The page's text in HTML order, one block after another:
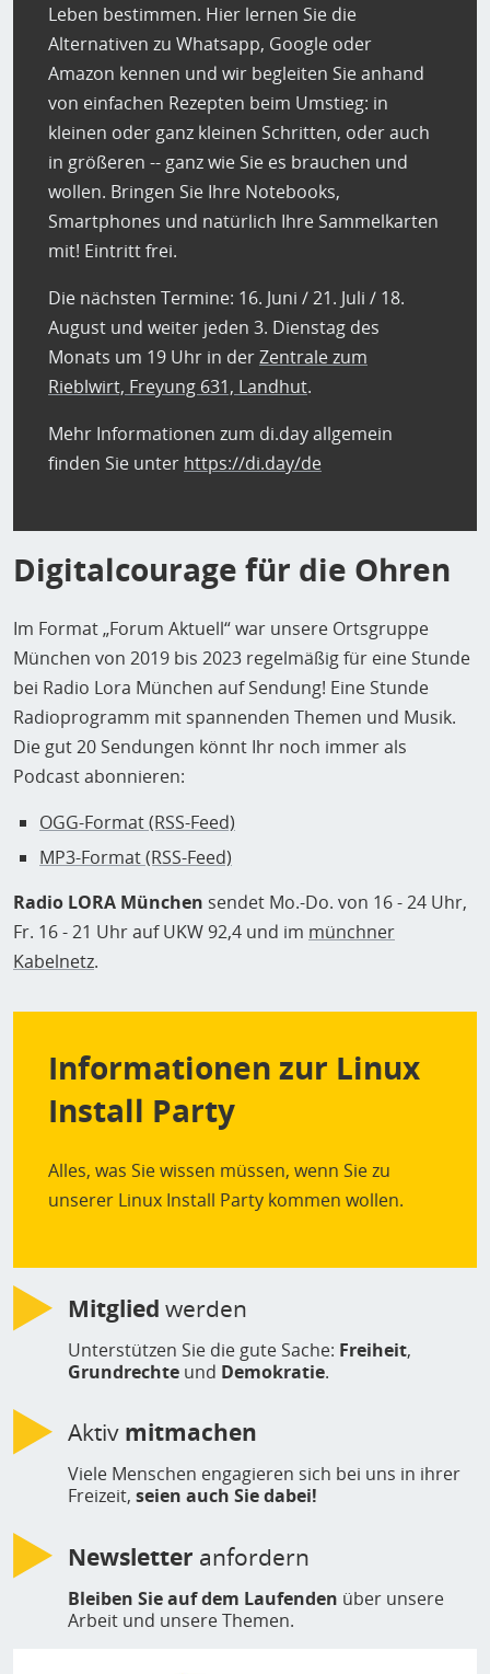
Leben bestimmen. Hier lernen Sie die
Alternativen zu Whatsapp, Google oder
Amazon kennen und wir begleiten Sie anhand
von einfachen Rezepten beim Umstieg: in
kleinen oder ganz kleinen Schritten, oder auch
in größeren -- ganz wie Sie es brauchen und
wollen. Bringen Sie Ihre Notebooks,
Smartphones und natürlich Ihre Sammelkarten
mit! Eintritt frei.
Die nächsten Termine: 16. Juni / 21. Juli / 18.
August und weiter jeden 3. Dienstag des
Monats um 19 Uhr in derZentrale zum
Rieblwirt, Freyung 631, Landhut.
Mehr Informationen zum di.day allgemein
finden Sie unter https://di.day/de
Digitalcourage für die Ohren
Im Format „Forum Aktuell“ war unsere Ortsgruppe
München von 2019 bis 2023 regelmäßig für eine Stunde
bei Radio Lora München auf Sendung! Eine Stunde
Radioprogramm mit spannenden Themen und Musik.
Die gut 20 Sendungen könnt Ihr noch immer als
Podcast abonnieren:
OGG-Format (RSS-Feed)
MP3-Format (RSS-Feed)
Radio LORA München sendet Mo.-Do. von 16 - 24 Uhr,
Fr. 16 - 21 Uhr auf UKW 92,4 und im münchner
Kabelnetz.
Informationen zur Linux
Install Party
Alles, was Sie wissen müssen, wenn Sie zu
unserer Linux Install Party kommen wollen.
Mitglied werden
Unterstützen Sie die gute Sache: Freiheit,
Grundrechte und Demokratie.
Aktiv mitmachen
Viele Menschen engagieren sich bei uns in ihrer
Freizeit, seien auch Sie dabei!
Newsletter anfordern
Bleiben Sie auf dem Laufenden über unsere
Arbeit und unsere Themen.